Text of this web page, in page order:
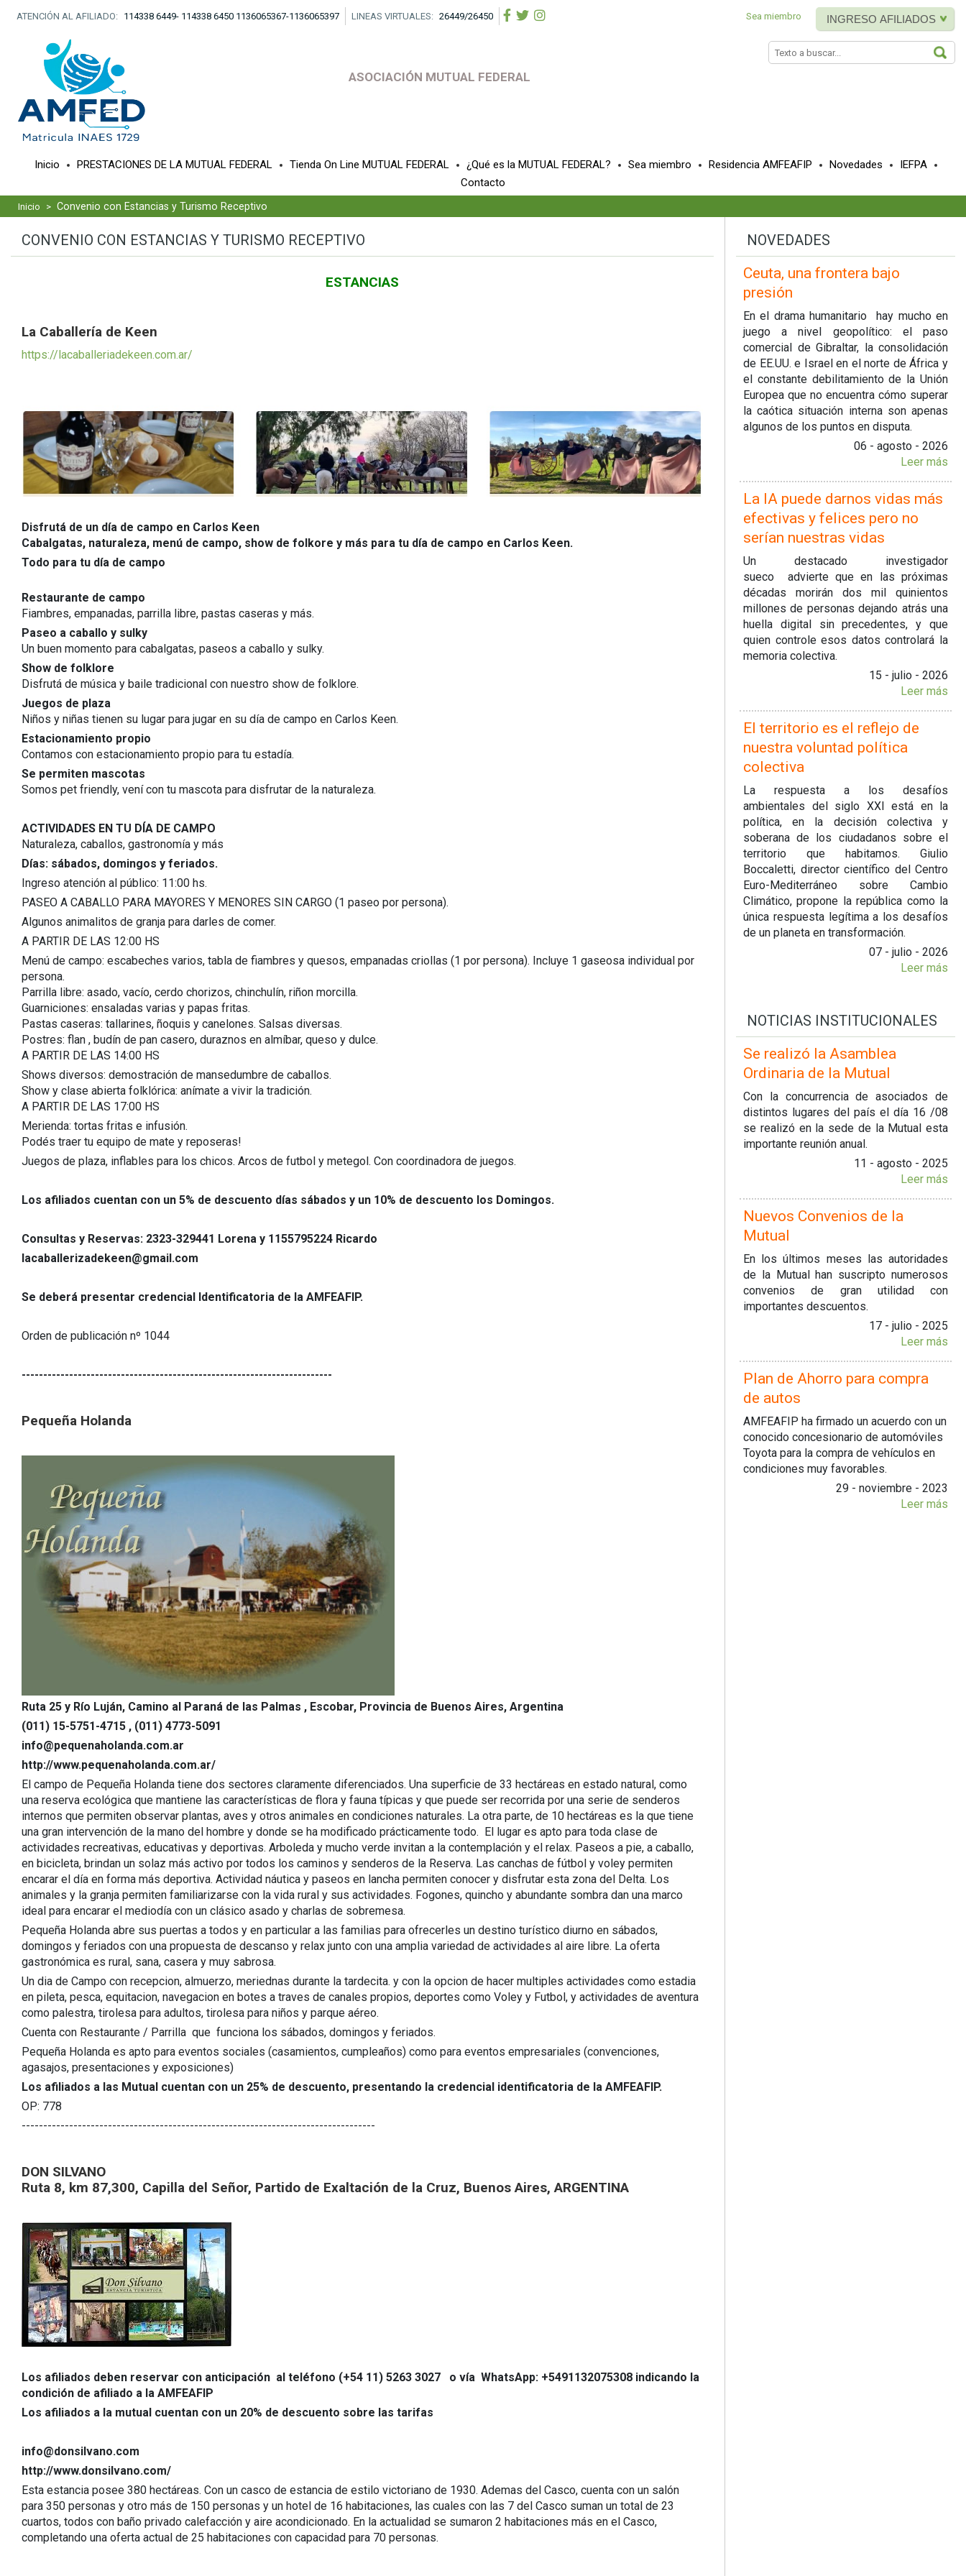
ATENCIÓN AL AFILIADO: 114338 6449- 114338 6450 1136065367-1136065397 LINEAS VIRTUALES: 26449/26450 INGRESO AFILIADOS
Sea miembro
ASOCIACIÓN MUTUAL FEDERAL
Inicio PRESTACIONES DE LA MUTUAL FEDERAL Tienda On Line MUTUAL FEDERAL ¿Qué es la MUTUAL FEDERAL? Sea miembro Residencia AMFEAFIP Novedades
IEFPA
Contacto
Inicio > Convenio con Estancias y Turismo Receptivo
CONVENIO CON ESTANCIAS Y TURISMO RECEPTIVO
ESTANCIAS
La Caballería de Keen
https://lacaballeriadekeen.com.ar/
Disfrutá de un día de campo en Carlos Keen
Cabalgatas, naturaleza, menú de campo, show de folkore y más para tu día de campo en Carlos Keen.
Todo para tu día de campo
Restaurante de campo
Fiambres, empanadas, parrilla libre, pastas caseras y más.
Paseo a caballo y sulky
Un buen momento para cabalgatas, paseos a caballo y sulky.
Show de folklore
Disfrutá de música y baile tradicional con nuestro show de folklore.
Juegos de plaza
Niños y niñas tienen su lugar para jugar en su día de campo en Carlos Keen.
Estacionamiento propio
Contamos con estacionamiento propio para tu estadía.
Se permiten mascotas
Somos pet friendly, vení con tu mascota para disfrutar de la naturaleza.
ACTIVIDADES EN TU DÍA DE CAMPO
Naturaleza, caballos, gastronomía y más
Días: sábados, domingos y feriados.
Ingreso atención al público: 11:00 hs.
PASEO A CABALLO PARA MAYORES Y MENORES SIN CARGO (1 paseo por persona).
Algunos animalitos de granja para darles de comer.
A PARTIR DE LAS 12:00 HS
Menú de campo: escabeches varios, tabla de fiambres y quesos, empanadas criollas (1 por persona). Incluye 1 gaseosa individual por
persona.
Parrilla libre: asado, vacío, cerdo chorizos, chinchulín, riñon morcilla.
Guarniciones: ensaladas varias y papas fritas.
Pastas caseras: tallarines, ñoquis y canelones. Salsas diversas.
Postres: flan , budín de pan casero, duraznos en almíbar, queso y dulce.
A PARTIR DE LAS 14:00 HS
Shows diversos: demostración de mansedumbre de caballos.
Show y clase abierta folklórica: anímate a vivir la tradición.
A PARTIR DE LAS 17:00 HS
Merienda: tortas fritas e infusión.
Podés traer tu equipo de mate y reposeras!
Juegos de plaza, inflables para los chicos. Arcos de futbol y metegol. Con coordinadora de juegos.
Los afiliados cuentan con un 5% de descuento días sábados y un 10% de descuento los Domingos.
Consultas y Reservas: 2323-329441 Lorena y 1155795224 Ricardo
lacaballerizadekeen@gmail.com
Se deberá presentar credencial Identificatoria de la AMFEAFIP.
Orden de publicación nº 1044
------------------------------------------------------------------------
Pequeña Holanda
Ruta 25 y Río Luján, Camino al Paraná de las Palmas , Escobar, Provincia de Buenos Aires, Argentina
(011) 15-5751-4715 , (011) 4773-5091
info@pequenaholanda.com.ar
http://www.pequenaholanda.com.ar/
El campo de Pequeña Holanda tiene dos sectores claramente diferenciados. Una superficie de 33 hectáreas en estado natural, como
una reserva ecológica que mantiene las características de flora y fauna típicas y que puede ser recorrida por una serie de senderos
internos que permiten observar plantas, aves y otros animales en condiciones naturales. La otra parte, de 10 hectáreas es la que tiene
una gran intervención de la mano del hombre y donde se ha modificado prácticamente todo. El lugar es apto para toda clase de
actividades recreativas, educativas y deportivas. Arboleda y mucho verde invitan a la contemplación y el relax. Paseos a pie, a caballo,
en bicicleta, brindan un solaz más activo por todos los caminos y senderos de la Reserva. Las canchas de fútbol y voley permiten
encarar el día en forma más deportiva. Actividad náutica y paseos en lancha permiten conocer y disfrutar esta zona del Delta. Los
animales y la granja permiten familiarizarse con la vida rural y sus actividades. Fogones, quincho y abundante sombra dan una marco
ideal para encarar el mediodía con un clásico asado y charlas de sobremesa.
Pequeña Holanda abre sus puertas a todos y en particular a las familias para ofrecerles un destino turístico diurno en sábados,
domingos y feriados con una propuesta de descanso y relax junto con una amplia variedad de actividades al aire libre. La oferta
gastronómica es rural, sana, casera y muy sabrosa.
Un dia de Campo con recepcion, almuerzo, meriednas durante la tardecita. y con la opcion de hacer multiples actividades como estadia
en pileta, pesca, equitacion, navegacion en botes a traves de canales propios, deportes como Voley y Futbol, y actividades de aventura
como palestra, tirolesa para adultos, tirolesa para niños y parque aéreo.
Cuenta con Restaurante / Parrilla que funciona los sábados, domingos y feriados.
Pequeña Holanda es apto para eventos sociales (casamientos, cumpleaños) como para eventos empresariales (convenciones,
agasajos, presentaciones y exposiciones)
Los afiliados a las Mutual cuentan con un 25% de descuento, presentando la credencial identificatoria de la AMFEAFIP.
OP: 778
----------------------------------------------------------------------------------
DON SILVANO
Ruta 8, km 87,300, Capilla del Señor, Partido de Exaltación de la Cruz, Buenos Aires, ARGENTINA
Los afiliados deben reservar con anticipación al teléfono (+54 11) 5263 3027 o vía WhatsApp: +5491132075308 indicando la
condición de afiliado a la AMFEAFIP
Los afiliados a la mutual cuentan con un 20% de descuento sobre las tarifas
info@donsilvano.com
http://www.donsilvano.com/
Esta estancia posee 380 hectáreas. Con un casco de estancia de estilo victoriano de 1930. Ademas del Casco, cuenta con un salón
para 350 personas y otro más de 150 personas y un hotel de 16 habitaciones, las cuales con las 7 del Casco suman un total de 23
cuartos, todos con baño privado calefacción y aire acondicionado. En la actualidad se sumaron 2 habitaciones más en el Casco,
completando una oferta actual de 25 habitaciones con capacidad para 70 personas.
NOVEDADES
Ceuta, una frontera bajo
presión
En el drama humanitario hay mucho en
juego a nivel geopolítico: el paso
comercial de Gibraltar, la consolidación
de EE.UU. e Israel en el norte de África y
el constante debilitamiento de la Unión
Europea que no encuentra cómo superar
la caótica situación interna son apenas
algunos de los puntos en disputa.
06 - agosto - 2026
Leer más
La IA puede darnos vidas más
efectivas y felices pero no
serían nuestras vidas
Un destacado investigador
sueco advierte que en las próximas
décadas morirán dos mil quinientos
millones de personas dejando atrás una
huella digital sin precedentes, y que
quien controle esos datos controlará la
memoria colectiva.
15 - julio - 2026
Leer más
El territorio es el reflejo de
nuestra voluntad política
colectiva
La respuesta a los desafíos
ambientales del siglo XXI está en la
política, en la decisión colectiva y
soberana de los ciudadanos sobre el
territorio que habitamos. Giulio
Boccaletti, director científico del Centro
Euro-Mediterráneo sobre Cambio
Climático, propone la república como la
única respuesta legítima a los desafíos
de un planeta en transformación.
07 - julio - 2026
Leer más
NOTICIAS INSTITUCIONALES
Se realizó la Asamblea
Ordinaria de la Mutual
Con la concurrencia de asociados de
distintos lugares del país el día 16 /08
se realizó en la sede de la Mutual esta
importante reunión anual.
11 - agosto - 2025
Leer más
Nuevos Convenios de la
Mutual
En los últimos meses las autoridades
de la Mutual han suscripto numerosos
convenios de gran utilidad con
importantes descuentos.
17 - julio - 2025
Leer más
Plan de Ahorro para compra
de autos
AMFEAFIP ha firmado un acuerdo con un
conocido concesionario de automóviles
Toyota para la compra de vehículos en
condiciones muy favorables.
29 - noviembre - 2023
Leer más